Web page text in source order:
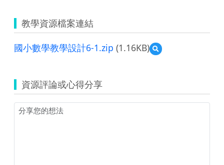
教學資源檔案連結
國小數學教學設計6-1.zip (1.16KB)
預
覽
學
教
資源評論或心得分享